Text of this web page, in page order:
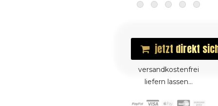
jetzt direkt
versandkostenfrei
liefern lassen...